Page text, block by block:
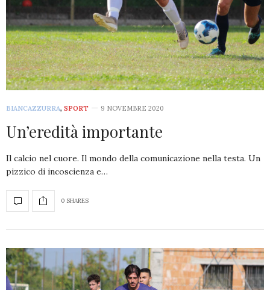
BIANCAZZURRA, SPORT 9 NOVEMBRE 2020
Un’eredità importante
Il calcio nel cuore. Il mondo della comunicazione nella testa. Un
pizzico di incoscienza e…
0 SHARES